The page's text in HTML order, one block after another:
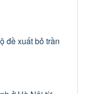
đề xuất bỏ trần